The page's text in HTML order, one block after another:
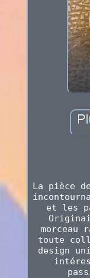
La pièce
et les
morceau
toute
design